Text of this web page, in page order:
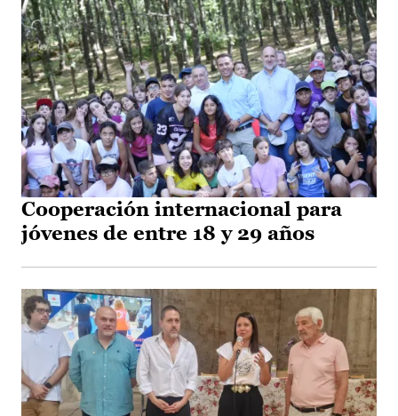
Cooperación internacional para
jóvenes de entre 18 y 29 años